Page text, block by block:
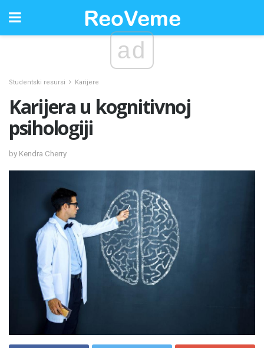
ad
Studentski resursi Karijere
Karijera u kognitivnoj
psihologiji
by Kendra Cherry